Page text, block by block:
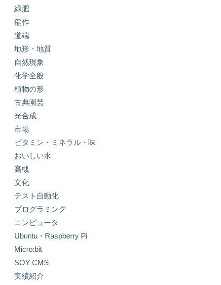
緑肥
稲作
道端
地形・地質
自然現象
化学全般
植物の形
古典園芸
光合成
市場
ビタミン・ミネラル・味
おいしい水
高槻
文化
テスト自動化
プログラミング
コンピュータ
Ubuntu・Raspberry Pi
Micro:bit
SOY CMS
実績紹介